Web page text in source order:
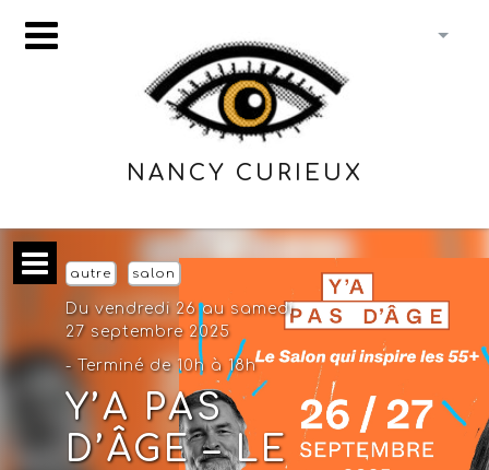
NANCY CURIEUX
autre salon
Du vendredi 26 au samedi
27 septembre 2025
- Terminé de 10h à 18h
Y’A PAS
D’ÂGE – LE